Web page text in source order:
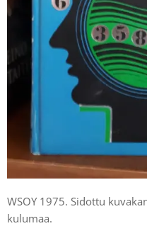
WSOY 1975. Sidottu
kulumaa.